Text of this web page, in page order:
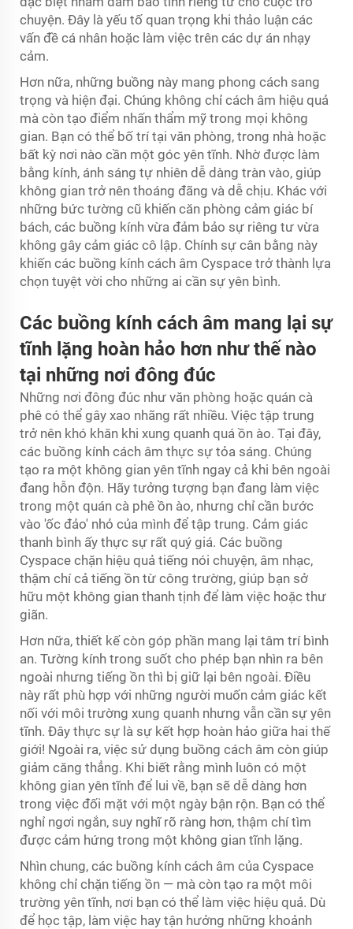
chuyện. Đây là yếu tố quan trọng khi thảo luận các
vấn đề cá nhân hoặc làm việc trên các dự án nhạy
cảm.
Hơn nữa, những buồng này mang phong cách sang
trọng và hiện đại. Chúng không chỉ cách âm hiệu quả
mà còn tạo điểm nhấn thẩm mỹ trong mọi không
gian. Bạn có thể bố trí tại văn phòng, trong nhà hoặc
bất kỳ nơi nào cần một góc yên tĩnh. Nhờ được làm
bằng kính, ánh sáng tự nhiên dễ dàng tràn vào, giúp
không gian trở nên thoáng đãng và dễ chịu. Khác với
những bức tường cũ khiến căn phòng cảm giác bí
bách, các buồng kính vừa đảm bảo sự riêng tư vừa
không gây cảm giác cô lập. Chính sự cân bằng này
khiến các buồng kính cách âm Cyspace trở thành lựa
chọn tuyệt vời cho những ai cần sự yên bình.
Các buồng kính cách âm mang lại sự
tĩnh lặng hoàn hảo hơn như thế nào
tại những nơi đông đúc
Những nơi đông đúc như văn phòng hoặc quán cà
phê có thể gây xao nhãng rất nhiều. Việc tập trung
trở nên khó khăn khi xung quanh quá ồn ào. Tại đây,
các buồng kính cách âm thực sự tỏa sáng. Chúng
tạo ra một không gian yên tĩnh ngay cả khi bên ngoài
đang hỗn độn. Hãy tưởng tượng bạn đang làm việc
trong một quán cà phê ồn ào, nhưng chỉ cần bước
vào 'ốc đảo' nhỏ của mình để tập trung. Cảm giác
thanh bình ấy thực sự rất quý giá. Các buồng
Cyspace chặn hiệu quả tiếng nói chuyện, âm nhạc,
thậm chí cả tiếng ồn từ công trường, giúp bạn sở
hữu một không gian thanh tịnh để làm việc hoặc thư
giãn.
Hơn nữa, thiết kế còn góp phần mang lại tâm trí bình
an. Tường kính trong suốt cho phép bạn nhìn ra bên
ngoài nhưng tiếng ồn thì bị giữ lại bên ngoài. Điều
này rất phù hợp với những người muốn cảm giác kết
nối với môi trường xung quanh nhưng vẫn cần sự yên
tĩnh. Đây thực sự là sự kết hợp hoàn hảo giữa hai thế
giới! Ngoài ra, việc sử dụng buồng cách âm còn giúp
giảm căng thẳng. Khi biết rằng mình luôn có một
không gian yên tĩnh để lui về, bạn sẽ dễ dàng hơn
trong việc đối mặt với một ngày bận rộn. Bạn có thể
nghỉ ngơi ngắn, suy nghĩ rõ ràng hơn, thậm chí tìm
được cảm hứng trong một không gian tĩnh lặng.
Nhìn chung, các buồng kính cách âm của Cyspace
không chỉ chặn tiếng ồn — mà còn tạo ra một môi
trường yên tĩnh, nơi bạn có thể làm việc hiệu quả. Dù
để học tập, làm việc hay tận hưởng những khoảnh